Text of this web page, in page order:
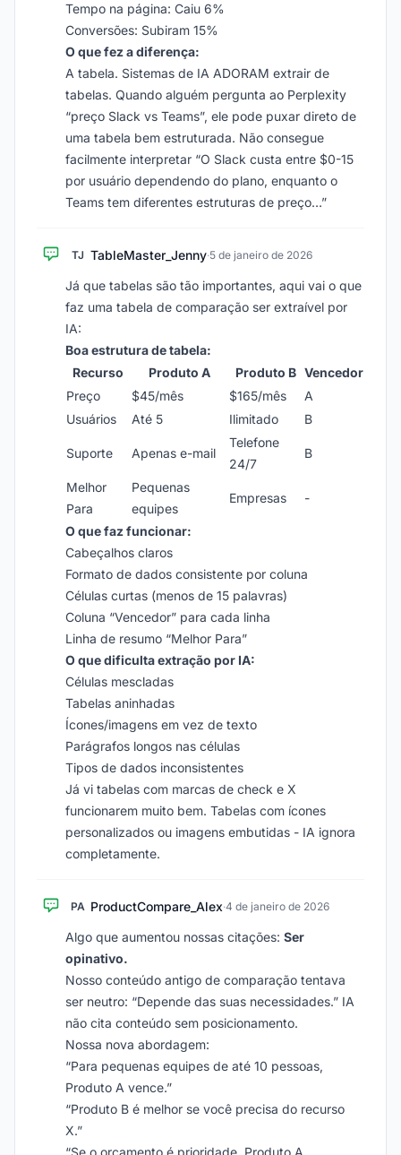
Tempo na página: Caiu 6%
Conversões: Subiram 15%
O que fez a diferença:
A tabela. Sistemas de IA ADORAM extrair de
tabelas. Quando alguém pergunta ao Perplexity
“preço Slack vs Teams”, ele pode puxar direto de
uma tabela bem estruturada. Não consegue
facilmente interpretar “O Slack custa entre $0-15
por usuário dependendo do plano, enquanto o
Teams tem diferentes estruturas de preço…”
TJ TableMaster_Jenny·5 de janeiro de 2026
Já que tabelas são tão importantes, aqui vai o que
faz uma tabela de comparação ser extraível por
IA:
Boa estrutura de tabela:
Recurso
Produto A Produto B Vencedor
Preço
$45/mês $165/mês
A
Usuários
Até 5 Ilimitado B
Suporte Apenas e-mail
Telefone
24/7
B
Melhor
Para
Pequenas
equipes
Empresas -
O que faz funcionar:
Cabeçalhos claros
Formato de dados consistente por coluna
Células curtas (menos de 15 palavras)
Coluna “Vencedor” para cada linha
Linha de resumo “Melhor Para”
O que dificulta extração por IA:
Células mescladas
Tabelas aninhadas
Ícones/imagens em vez de texto
Parágrafos longos nas células
Tipos de dados inconsistentes
Já vi tabelas com marcas de check e X
funcionarem muito bem. Tabelas com ícones
personalizados ou imagens embutidas - IA ignora
completamente.
PA ProductCompare_Alex·4 de janeiro de 2026
Algo que aumentou nossas citações: Ser
opinativo.
Nosso conteúdo antigo de comparação tentava
ser neutro: “Depende das suas necessidades.” IA
não cita conteúdo sem posicionamento.
Nossa nova abordagem:
“Para pequenas equipes de até 10 pessoas,
Produto A vence.”
“Produto B é melhor se você precisa do recurso
X.”
“Se o orçamento é prioridade, Produto A